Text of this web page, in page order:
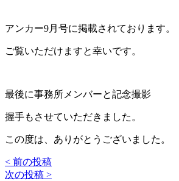
アンカー9月号に掲載されております。
ご覧いただけますと幸いです。
最後に事務所メンバーと記念撮影
握手もさせていただきました。
この度は、ありがとうございました。
投
< 前の投稿
次の投稿 >